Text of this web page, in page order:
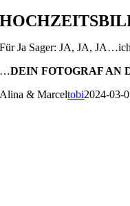
Für Ja Sager: JA, JA,
…DEIN FOTOGRAF AN
Alina & Marceltobi2024-03-